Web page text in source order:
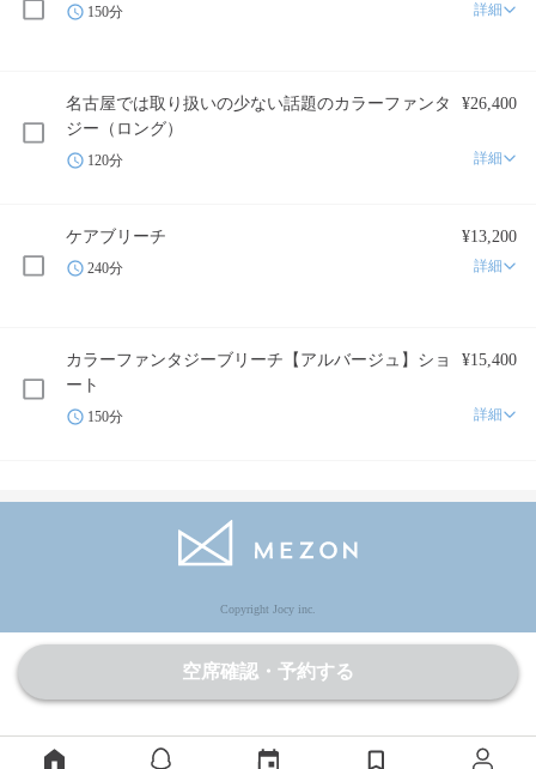
150分 詳細
名古屋では取り扱いの少ない話題のカラーファンタ
ジー（ロング）
¥26,400
120分 詳細
ケアブリーチ ¥13,200
240分 詳細
カラーファンタジーブリーチ【アルバージュ】ショ
ート
¥15,400
150分 詳細
空席確認・予約する
Copyright Jocy inc.